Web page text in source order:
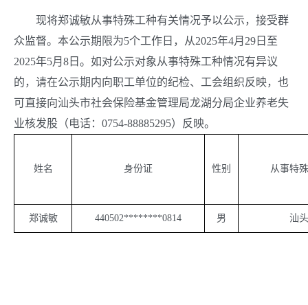
现将郑诚敏从事特殊工种有关情况予以公示，接受群
众监督。本公示期限为5个工作日，从2025年4月 29 日至
2025年5月 8 日。如对公示对象从事特殊工种情况有异议
的，请在公示期内向职工单位的纪检、工会组织反映，也
可直接向汕头市社会保险基金管理局龙湖分局企业养老失
业核发股（电话： 0754-88885295）反映。
姓名 身份证 性别 从事特
郑诚敏 440502********0814 男 汕